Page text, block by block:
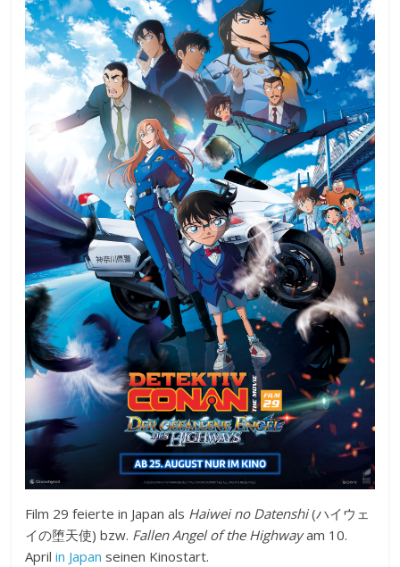
Film 29 feierte in Japan als Haiwei no Datenshi(ハイウェ
イの堕天使) bzw. Fallen Angel of the Highwayam 10.
Aprilin Japan seinen Kinostart.